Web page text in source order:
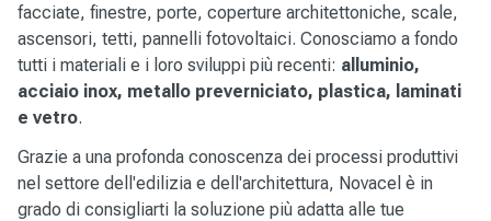
facciate, finestre, porte, coperture architettoniche, scale,
ascensori, tetti, pannelli fotovoltaici. Conosciamo a fondo
tutti i materiali e i loro sviluppi più recenti: alluminio,
acciaio inox, metallo preverniciato, plastica, laminati
e vetro.
Grazie a una profonda conoscenza dei processi produttivi
nel settore dell'edilizia e dell'architettura, Novacel è in
grado di consigliarti la soluzione più adatta alle tue